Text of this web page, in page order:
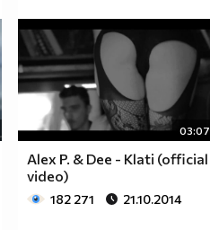
03:07
Alex P. & Dee - Klati (official
video)
182 271 21.10.2014